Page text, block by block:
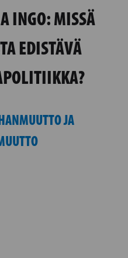
INGO: MISSÄ
EDISTÄVÄ
JA